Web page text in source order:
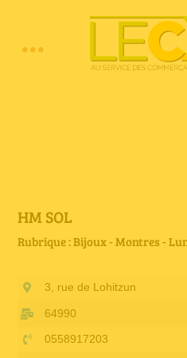
Toggle
E-book
Petites annonces
HM SOL
Rubrique : Bijoux - Montres -
3, rue de Lohitzun
64990
0558917203